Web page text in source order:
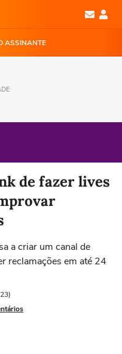
ASSINANTE
de fazer lives
a criar um canal de
reclamações em até 24